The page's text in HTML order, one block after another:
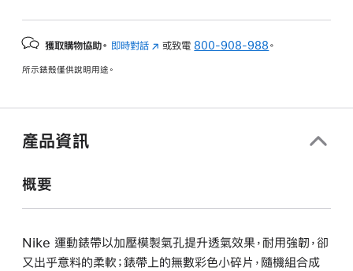
獲取購物協助。 即時對話 (以
開
或致電 800-908-988 。
所示錶殼僅供說明用途。
產品資訊
概要
Nike 運動錶帶以加壓模製氣孔提升透氣效果，耐用強韌，卻
又出乎意料的柔軟；錶帶上的無數彩色小碎片，隨機組合成